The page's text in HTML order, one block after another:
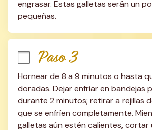
engrasar. Estas galletas serán un
pequeñas.
Paso 3
Hornear de 8 a 9 minutos o hasta
doradas. Dejar enfriar en bandejas
durante 2 minutos; retirar a rejillas
que se enfríen completamente.
galletas aún estén calientes, cortar